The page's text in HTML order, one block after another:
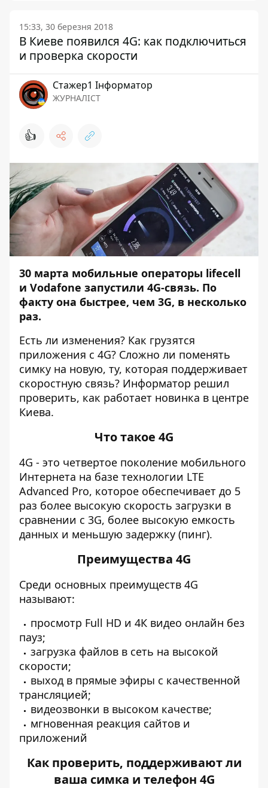
15:33, 30 березня 2018
В Киеве появился 4G: как подключиться
и проверка скорости
Стажер1 Інформатор
ЖУРНАЛІСТ
👍
30 марта мобильные операторы lifecell
и Vodafone запустили 4G-связь. По
факту она быстрее, чем 3G, в несколько
раз.
Есть ли изменения? Как грузятся
приложения с 4G? Сложно ли поменять
симку на новую, ту, которая поддерживает
скоростную связь? Информатор решил
проверить, как работает новинка в центре
Киева.
Что такое 4G
4G - это четвертое поколение мобильного
Интернета на базе технологии LTE
Advanced Pro, которое обеспечивает до 5
раз более высокую скорость загрузки в
сравнении с 3G, более высокую емкость
данных и меньшую задержку (пинг).
Преимущества 4G
Среди основных преимуществ 4G
называют:
просмотр Full HD и 4К видео онлайн без
пауз;
загрузка файлов в сеть на высокой
скорости;
выход в прямые эфиры с качественной
трансляцией;
видеозвонки в высоком качестве;
мгновенная реакция сайтов и
приложений
Как проверить, поддерживают ли
ваша симка и телефон 4G